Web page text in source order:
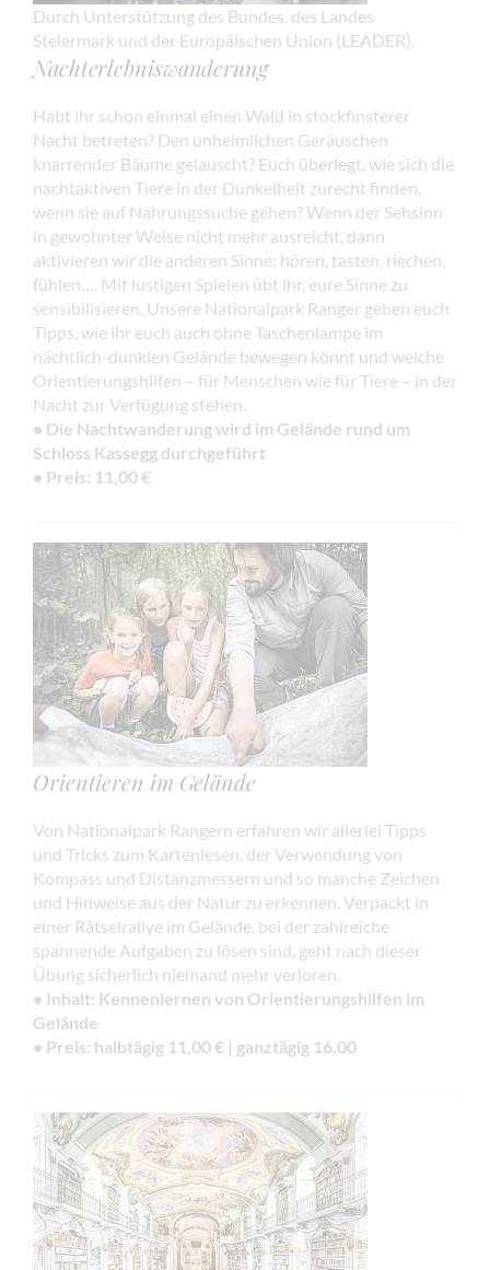
Durch Unterstützung des Bundes, des Landes
Steiermark und der Europäischen Union (LEADER).
Nachterlebniswanderung
Habt ihr schon einmal einen Wald in stockfinsterer
Nacht betreten? Den unheimlichen Geräuschen
knarrender Bäume gelauscht? Euch überlegt, wie sich die
nachtaktiven Tiere in der Dunkelheit zurecht finden,
wenn sie auf Nahrungssuche gehen? Wenn der Sehsinn
in gewohnter Weise nicht mehr ausreicht, dann
aktivieren wir die anderen Sinne: hören, tasten, riechen,
fühlen…. Mit lustigen Spielen übt ihr, eure Sinne zu
sensibilisieren. Unsere Nationalpark Ranger geben euch
Tipps, wie ihr euch auch ohne Taschenlampe im
nächtlich-dunklen Gelände bewegen könnt und welche
Orientierungshilfen – für Menschen wie für Tiere – in der
Nacht zur Verfügung stehen.
• Die Nachtwanderung wird im Gelände rund um
Schloss Kassegg durchgeführt
• Preis: 11,00 €
Orientieren im Gelände
Von Nationalpark Rangern erfahren wir allerlei Tipps
und Tricks zum Kartenlesen, der Verwendung von
Kompass und Distanzmessern und so manche Zeichen
und Hinweise aus der Natur zu erkennen. Verpackt in
einer Rätselrallye im Gelände, bei der zahlreiche
spannende Aufgaben zu lösen sind, geht nach dieser
Übung sicherlich niemand mehr verloren.
• Inhalt: Kennenlernen von Orientierungshilfen im
Gelände
• Preis: halbtägig 11,00 € | ganztägig 16,00